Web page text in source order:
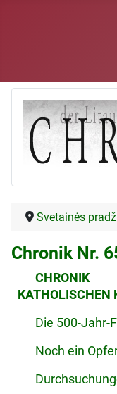
Svetainės
Chronik Nr.
KATHOLISCHEN
Die 500-Jahr-
Noch ein